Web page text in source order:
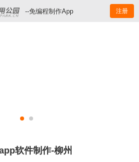
--免编程制作App 注册
软件制作-柳州